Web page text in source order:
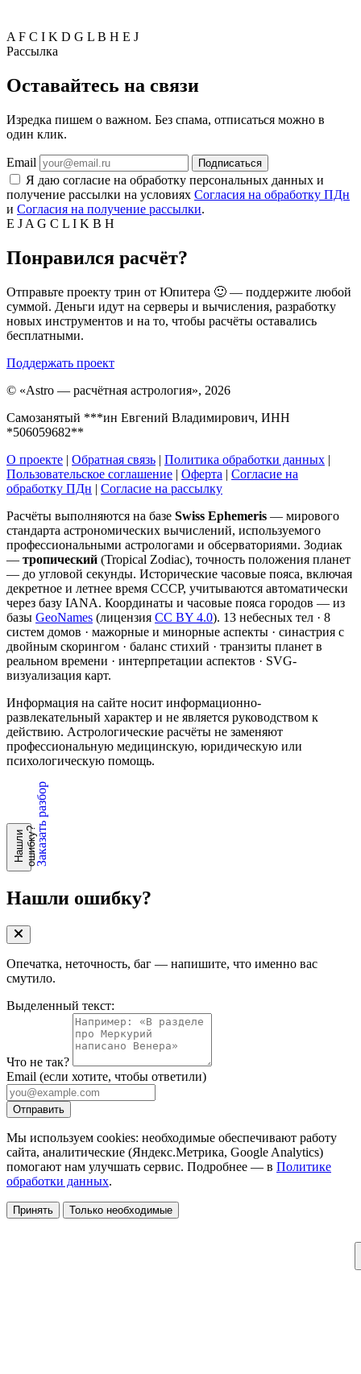
A F C I K D G L B H E J
Рассылка
Оставайтесь на связи
Изредка пишем о важном. Без спама, отписаться можно в
один клик.
Email Подписаться
Я даю согласие на обработку персональных данных и
получение рассылки на условиях Согласия на обработку ПДн
и Согласия на получение рассылки.
E J A G C L I K B H
Понравился расчёт?
Отправьте проекту трин от Юпитера 🙂 — поддержите любой
суммой. Деньги идут на серверы и вычисления, разработку
новых инструментов и на то, чтобы расчёты оставались
бесплатными.
Поддержать проект
© «Astro — расчётная астрология», 2026
Самозанятый ***ин Евгений Владимирович, ИНН
*506059682**
О проекте | Обратная связь | Политика обработки данных |
Пользовательское соглашение | Оферта | Согласие на
обработку ПДн | Согласие на рассылку
Расчёты выполняются на базе Swiss Ephemeris — мирового
стандарта астрономических вычислений, используемого
профессиональными астрологами и обсерваториями. Зодиак
— тропический (Tropical Zodiac), точность положения планет
— до угловой секунды. Исторические часовые пояса, включая
декретное и летнее время СССР, учитываются автоматически
через базу IANA. Координаты и часовые пояса городов — из
базы GeoNames (лицензия CC BY 4.0). 13 небесных тел · 8
систем домов · мажорные и минорные аспекты · синастрия с
двойным скорингом · баланс стихий · транзиты планет в
реальном времени · интерпретации аспектов · SVG-
визуализация карт.
Информация на сайте носит информационно-
развлекательный характер и не является руководством к
действию. Астрологические расчёты не заменяют
профессиональную медицинскую, юридическую или
психологическую помощь.
Н
а
ш
л
и
о
ш
и
б
к
у?Заказать разбор
Нашли ошибку?
Опечатка, неточность, баг — напишите, что именно вас
смутило.
Выделенный текст:
Что не так?
Email (если хотите, чтобы ответили)
Отправить
Мы используем cookies: необходимые обеспечивают работу
сайта, аналитические (Яндекс.Метрика, Google Analytics)
помогают нам улучшать сервис. Подробнее — в Политике
обработки данных.
Принять Только необходимые